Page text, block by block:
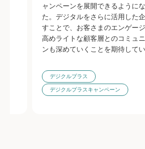
ャンペーンを展開できるように
た。デジタルをさらに活用した
すことで、お客さまのエンゲー
高めライトな顧客層とのコミュ
ンも深めていくことを期待してい
デジクルプラス
デジクルプラスキャンペーン